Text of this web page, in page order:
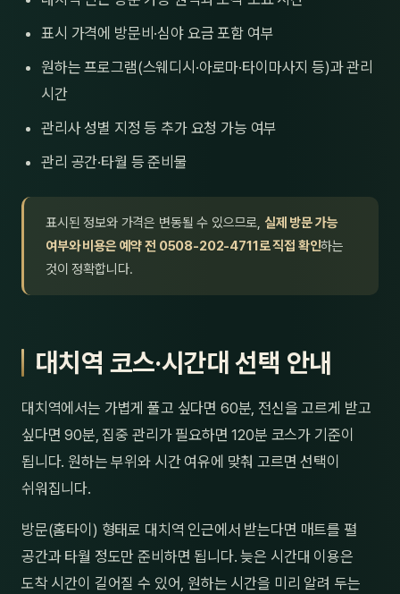
표시 가격에 방문비·심야 요금 포함 여부
원하는 프로그램(스웨디시·아로마·타이마사지 등)과 관리
시간
관리사 성별 지정 등 추가 요청 가능 여부
관리 공간·타월 등 준비물
표시된 정보와 가격은 변동될 수 있으므로, 실제 방문 가능
여부와 비용은 예약 전 0508-202-4711로 직접 확인하는
것이 정확합니다.
대치역 코스·시간대 선택 안내
대치역에서는 가볍게 풀고 싶다면 60분, 전신을 고르게 받고
싶다면 90분, 집중 관리가 필요하면 120분 코스가 기준이
됩니다. 원하는 부위와 시간 여유에 맞춰 고르면 선택이
쉬워집니다.
방문(홈타이) 형태로 대치역 인근에서 받는다면 매트를 펼
공간과 타월 정도만 준비하면 됩니다. 늦은 시간대 이용은
도착 시간이 길어질 수 있어, 원하는 시간을 미리 알려 두는